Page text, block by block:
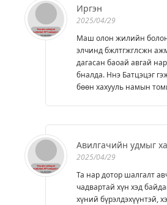
Иргэн
2025/04/29
Маш олон жилийн
элчинд бжлтгжглсжн
дагасан баоай авгай
бналда. Ннэ Батцэцэг
бөөн хахууль намын
Авилгачийн удмыг
2025/04/29
Та нар дотор шалгалт
чадвартай хүн хэд
хүний бүрэлдэхүүнтэй,